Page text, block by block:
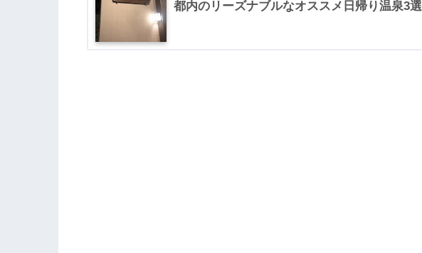
都内のリーズナブルなオススメ日帰り温泉3選